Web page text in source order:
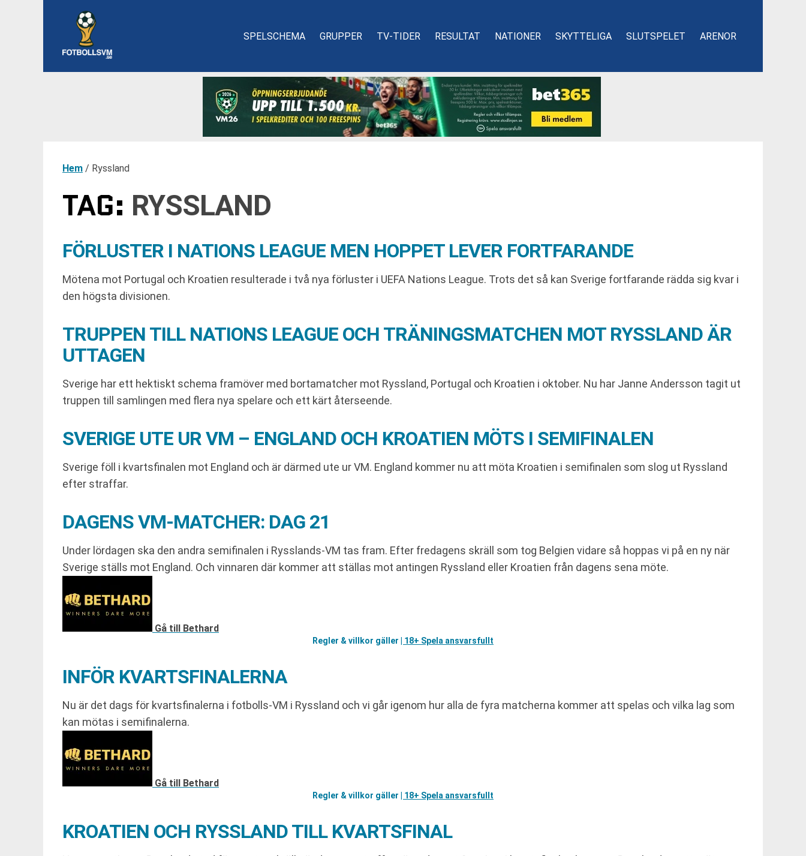
SPELSCHEMA GRUPPER TV-TIDER RESULTAT NATIONER SKYTTELIGA SLUTSPELET ARENOR
Hem / Ryssland
TAG: RYSSLAND
FÖRLUSTER I NATIONS LEAGUE MEN HOPPET LEVER FORTFARANDE
Mötena mot Portugal och Kroatien resulterade i två nya förluster i UEFA Nations League. Trots det så kan Sverige fortfarande rädda sig kvar i
den högsta divisionen.
TRUPPEN TILL NATIONS LEAGUE OCH TRÄNINGSMATCHEN MOT RYSSLAND ÄR
UTTAGEN
Sverige har ett hektiskt schema framöver med bortamatcher mot Ryssland, Portugal och Kroatien i oktober. Nu har Janne Andersson tagit ut
truppen till samlingen med flera nya spelare och ett kärt återseende.
SVERIGE UTE UR VM – ENGLAND OCH KROATIEN MÖTS I SEMIFINALEN
Sverige föll i kvartsfinalen mot England och är därmed ute ur VM. England kommer nu att möta Kroatien i semifinalen som slog ut Ryssland
efter straffar.
DAGENS VM-MATCHER: DAG 21
Under lördagen ska den andra semifinalen i Rysslands-VM tas fram. Efter fredagens skräll som tog Belgien vidare så hoppas vi på en ny när
Sverige ställs mot England. Och vinnaren där kommer att ställas mot antingen Ryssland eller Kroatien från dagens sena möte.
Gå till Bethard
Regler & villkor gäller | 18+ Spela ansvarsfullt
INFÖR KVARTSFINALERNA
Nu är det dags för kvartsfinalerna i fotbolls-VM i Ryssland och vi går igenom hur alla de fyra matcherna kommer att spelas och vilka lag som
kan mötas i semifinalerna.
Gå till Bethard
Regler & villkor gäller | 18+ Spela ansvarsfullt
KROATIEN OCH RYSSLAND TILL KVARTSFINAL